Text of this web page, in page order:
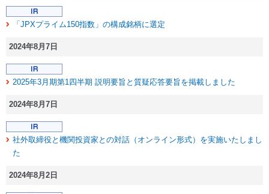
「JPXプライム150指数」の構成銘柄に選定
2024年8月7日
2025年3月期第1四半期 説明要旨と質疑応答要旨を掲載しました
2024年8月7日
社外取締役と機関投資家との対話（オンライン形式）を実施いたしまし
た
2024年8月2日